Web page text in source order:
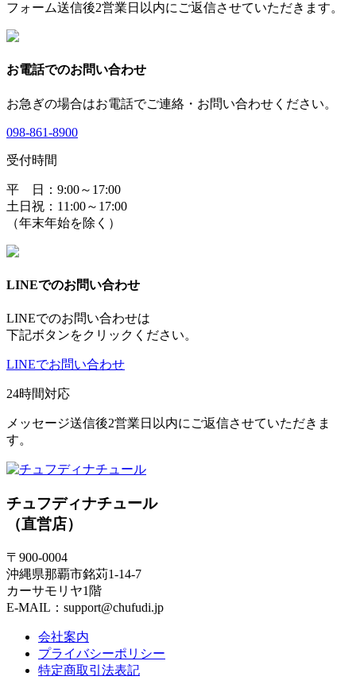
フォーム送信後2営業日以内にご返信させていただきます。
お電話でのお問い合わせ
お急ぎの場合はお電話でご連絡・お問い合わせください。
098-861-8900
受付時間
平 日：9:00～17:00
土日祝：11:00～17:00
（年末年始を除く）
LINEでのお問い合わせ
LINEでのお問い合わせは
下記ボタンをクリックください。
LINEでお問い合わせ
24時間対応
メッセージ送信後2営業日以内にご返信させていただきま
す。
チュフディナチュール
（直営店）
〒900-0004
沖縄県那覇市銘苅1-14-7
カーサモリヤ1階
E-MAIL：support@chufudi.jp
会社案内
プライバシーポリシー
特定商取引法表記